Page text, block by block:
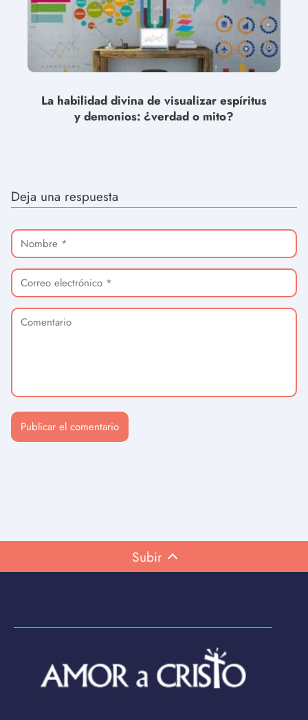
La habilidad divina de visualizar espíritus
y demonios: ¿verdad o mito?
Deja una respuesta
Subir